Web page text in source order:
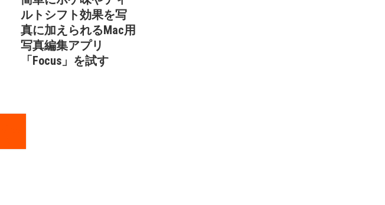
ルトシフト効果を写
真に加えられるMac用
写真編集アプリ
「Focus」を試す